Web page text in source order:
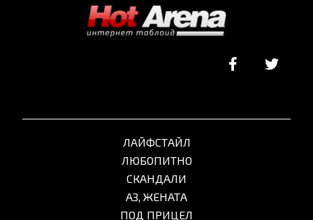
ЛАЙФСТАЙЛ
ЛЮБОПИТНО
СКАНДАЛИ
АЗ, ЖЕНАТА
ПОД ПРИЦЕЛ